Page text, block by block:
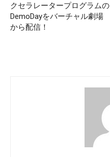
クセラレータープログラムの
DemoDayをバーチャル劇場
から配信！